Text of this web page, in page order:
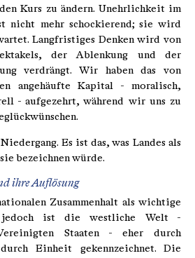
Kurs zu ändern. Unehrlichkeit im
nicht mehr schockierend; sie wird
Langfristiges Denken wird von
der Ablenkung und der
verdrängt. Wir haben das von
angehäufte Kapital - moralisch,
- aufgezehrt, während wir uns zu
Es ist das, was Landes als
bezeichnen würde.
ihre Auflösung
Zusammenhalt als wichtige
jedoch ist die westliche Welt -
Staaten - eher durch
Einheit gekennzeichnet. Die